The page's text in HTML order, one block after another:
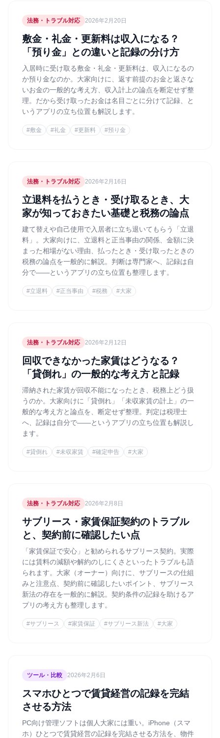
法務・トラブル対応 2026年2月20日
敷金・礼金・更新料は収入になる？
「預り金」との違いと記録の分け方
入居時に受け取る敷金・礼金・更新料は、収入になるの
か預り金なのか。大家向けに、返す前提のお金と返さな
いお金の一般的な考え方、収入計上の論点を断定せず整
理。だから受け取ったお金は名目ごとに分けて記録、と
いうアプリの立ち位置も解説します。
#敷金 #礼金 #更新料 #預り金
法務・トラブル対応 2026年2月16日
立退料を払うとき・受け取るとき、大
家が知っておきたい基礎と税務の論点
建て替えや自己使用で入居者に立ち退いてもらう「立退
料」。大家向けに、立退料と正当事由の関係、金額に決
まった相場がない理由、払ったとき・受け取ったときの
税務の論点を一般的に解説。判断は専門家へ、記録は自
分で——というアプリの立ち位置も整理します。
#立退料 #正当事由 #税務 #大家
法務・トラブル対応 2026年2月12日
回収できなかった家賃はどうなる？
「貸倒れ」の一般的な考え方と記録
滞納された家賃が回収不能になったとき、税務上どう扱
うのか。大家向けに「貸倒れ」「未収家賃の計上」の一
般的な考え方と論点を、断定せず整理。判定は税理士
へ、記録は自分で——というアプリの立ち位置も解説し
ます。
#貸倒れ #未収家賃 #確定申告 #大家
法務・トラブル対応 2026年2月8日
サブリース・家賃保証契約のトラブル
と、契約前に確認したい点
「家賃保証で安心」と勧められるサブリース契約。実際
には賃料の減額や解約のしにくさといったトラブルも語
られます。大家（オーナー）向けに、サブリースの仕組
みと注意点、契約前に確認したいポイント、サブリース
新法の存在を一般的に解説。契約条件の記録を助けるア
プリの考え方も整理します。
#サブリース #家賃保証 #サブリース新法 #大家
ツール・比較 2026年2月6日
スマホひとつで賃貸経営の記録を完結
させる方法
PC向け管理ソフトは個人大家には重い。iPhone（スマ
ホ）ひとつで賃貸経営の記録を完結させる方法を、物件